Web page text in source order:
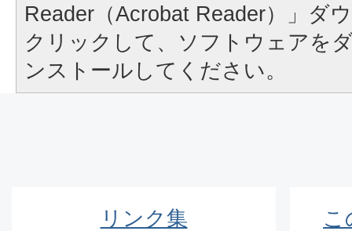
Reader（Acrobat Reader）」ダ
クリックして、ソフトウェアを
ンストールしてください。
リンク集 こ